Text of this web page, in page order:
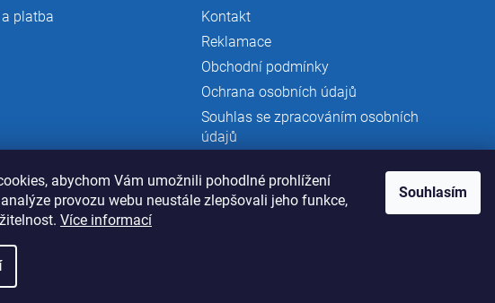
abychom Vám umožnili pohodlné prohlížení
provozu webu neustále zlepšovali jeho funkce,
Více informací
Souhlasím
platba
Kontakt
Reklamace
Obchodní podmínky
Ochrana osobních údajů
Souhlas se zpracováním osobních
údajů